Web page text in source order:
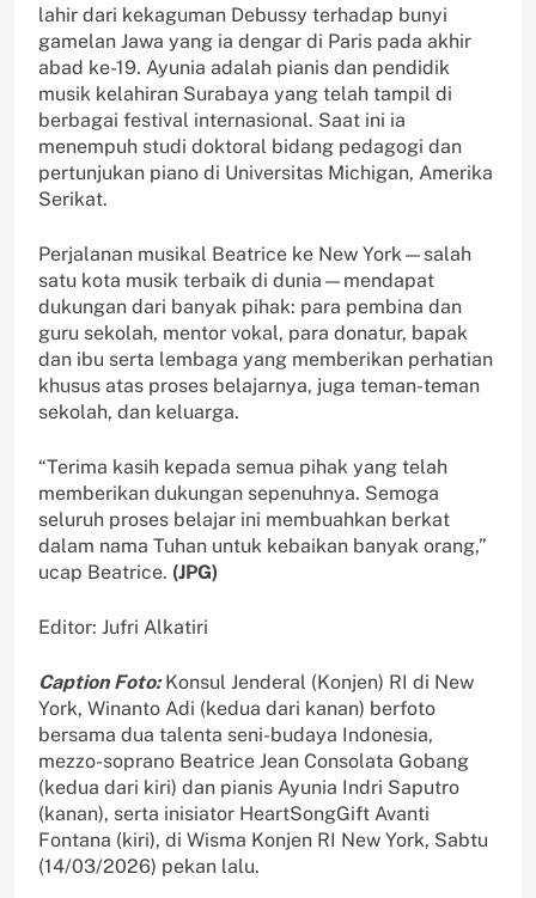
lahir dari kekaguman Debussy terhadap bunyi
gamelan Jawa yang ia dengar di Paris pada akhir
abad ke-19. Ayunia adalah pianis dan pendidik
musik kelahiran Surabaya yang telah tampil di
berbagai festival internasional. Saat ini ia
menempuh studi doktoral bidang pedagogi dan
pertunjukan piano di Universitas Michigan, Amerika
Serikat.
Perjalanan musikal Beatrice ke New York—salah
satu kota musik terbaik di dunia—mendapat
dukungan dari banyak pihak: para pembina dan
guru sekolah, mentor vokal, para donatur, bapak
dan ibu serta lembaga yang memberikan perhatian
khusus atas proses belajarnya, juga teman-teman
sekolah, dan keluarga.
“Terima kasih kepada semua pihak yang telah
memberikan dukungan sepenuhnya. Semoga
seluruh proses belajar ini membuahkan berkat
dalam nama Tuhan untuk kebaikan banyak orang,”
ucap Beatrice. (JPG)
Editor: Jufri Alkatiri
Caption Foto:Konsul Jenderal (Konjen) RI di New
York, Winanto Adi (kedua dari kanan) berfoto
bersama dua talenta seni-budaya Indonesia,
mezzo-soprano Beatrice Jean Consolata Gobang
(kedua dari kiri) dan pianis Ayunia Indri Saputro
(kanan), serta inisiator HeartSongGift Avanti
Fontana (kiri), di Wisma Konjen RI New York, Sabtu
(14/03/2026) pekan lalu.